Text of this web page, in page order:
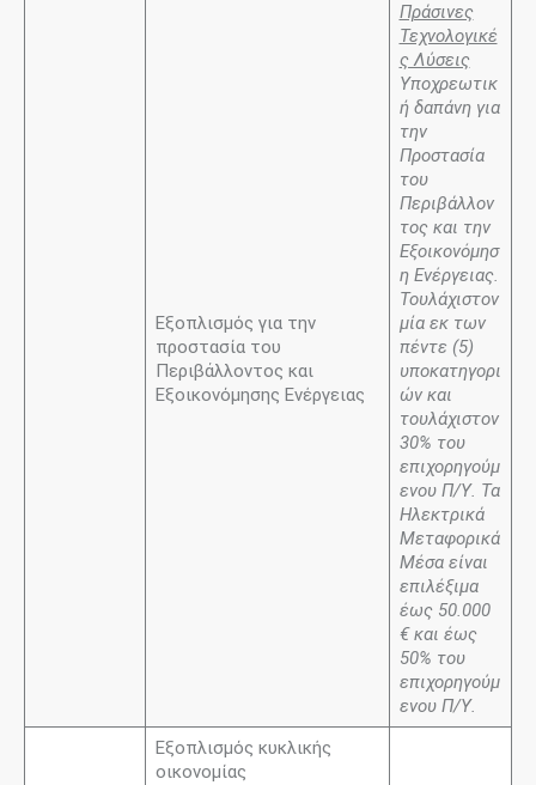
Εξοπλισμός για την
προστασία του
Περιβάλλοντος και
Εξοικονόμησης Ενέργειας
Πράσινες
Τεχνολογικέ
ς Λύσεις
Υποχρεωτικ
ή δαπάνη για
την
Προστασία
του
Περιβάλλον
τος και την
Εξοικονόμησ
η Ενέργειας.
Τουλάχιστον
μία εκ των
πέντε (5)
υποκατηγορι
ών και
τουλάχιστον
30% του
επιχορηγούμ
ενου Π/Υ. Τα
Ηλεκτρικά
Μεταφορικά
Μέσα είναι
επιλέξιμα
έως 50.000
€ και έως
50% του
επιχορηγούμ
ενου Π/Υ.
Εξοπλισμός κυκλικής
οικονομίας